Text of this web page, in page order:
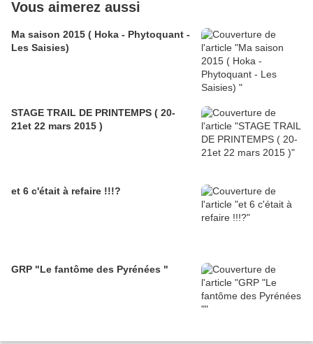
Vous aimerez aussi
Ma saison 2015 ( Hoka - Phytoquant -
Les Saisies)
STAGE TRAIL DE PRINTEMPS ( 20-
21et 22 mars 2015 )
et 6 c'était à refaire !!!?
GRP "Le fantôme des Pyrénées "